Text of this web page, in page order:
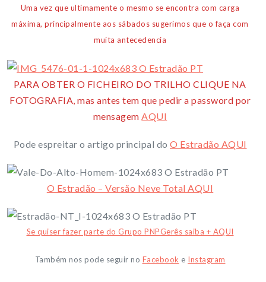
Uma vez que ultimamente o mesmo se encontra com carga
máxima, principalmente aos sábados sugerimos que o faça com
muita antecedencia
PARA OBTER O FICHEIRO DO TRILHO CLIQUE NA
FOTOGRAFIA, mas antes tem que pedir a password por
mensagemAQUI
Pode espreitar o artigo principal do O Estradão AQUI
O Estradão – Versão Neve Total AQUI
Se quiser fazer parte do Grupo PNPGerês saiba + AQUI
Também nos pode seguir no Facebook e Instagram